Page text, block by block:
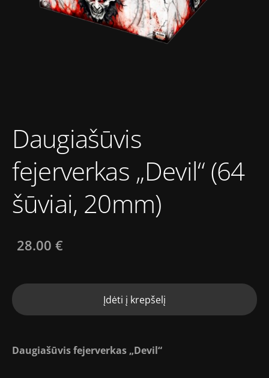
Daugiašūvis
fejerverkas „Devil“ (64
šūviai, 20mm)
28.00 €
Įdėti į krepšelį
Daugiašūvis fejerverkas „Devil“